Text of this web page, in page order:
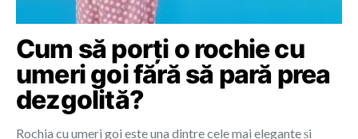
Cum să porți o rochie cu
umeri goi fără să pară prea
dezgolită?
Rochia cu umeri goi este una dintre cele mai elegante și